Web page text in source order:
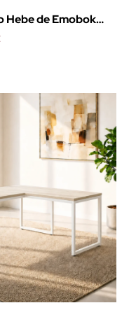
Hebe de Emobok